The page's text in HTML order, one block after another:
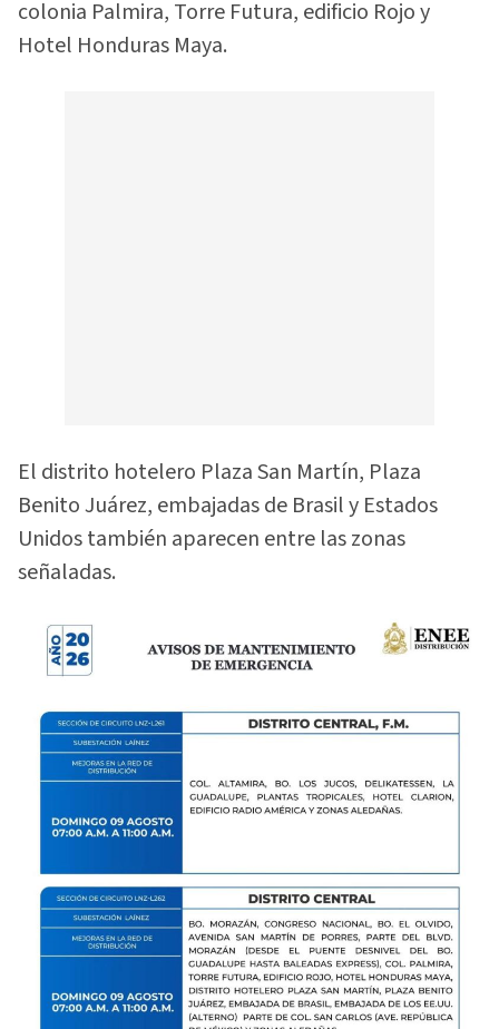
colonia Palmira, Torre Futura, edificio Rojo y
Hotel Honduras Maya.
El distrito hotelero Plaza San Martín, Plaza
Benito Juárez, embajadas de Brasil y Estados
Unidos también aparecen entre las zonas
señaladas.